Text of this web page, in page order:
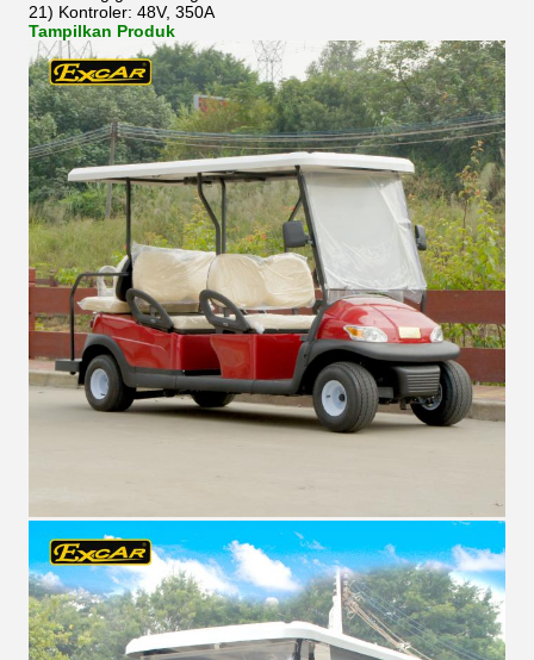
21) Kontroler: 48V, 350A
Tampilkan Produk